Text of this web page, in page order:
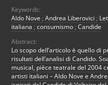
Keywords:
Aldo Nove ; Andrea Liberovici ;
italiana ; consumismo ; Candide
Abstract:
Lo scopo dell’articolo è quello di
risultati dell’analisi di Candido.
musical, pièce teatrale del 2004
artisti italiani – Aldo Nove e